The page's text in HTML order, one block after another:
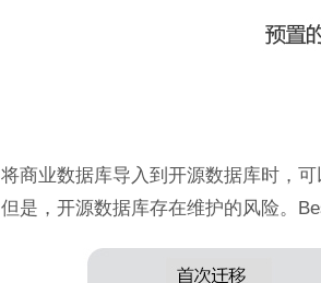
将商业数据库导入到开源数据库时，
但是，开源数据库存在维护的风险。